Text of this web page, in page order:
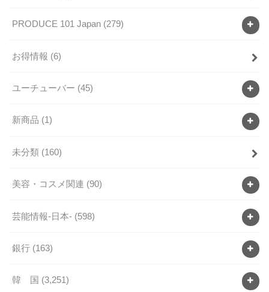
PRODUCE 101 Japan (279)
お得情報 (6)
ユーチューバー (45)
新商品 (1)
未分類 (160)
美容・コスメ関連 (90)
芸能情報-日本- (598)
銀行 (163)
韓 国 (3,251)